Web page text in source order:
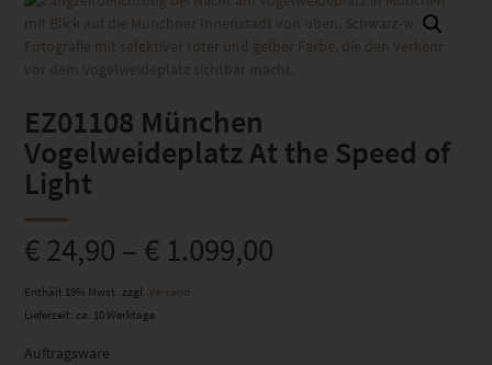
EZ01108 München
Vogelweideplatz At the Speed of
Light
€24,90 – € 1.099,00
Enthält 19% Mwst. zzgl. Versand
Lieferzeit: ca. 10 Werktage
Auftragsware